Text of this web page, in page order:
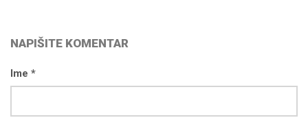
NAPIŠITE KOMENTAR
Ime *